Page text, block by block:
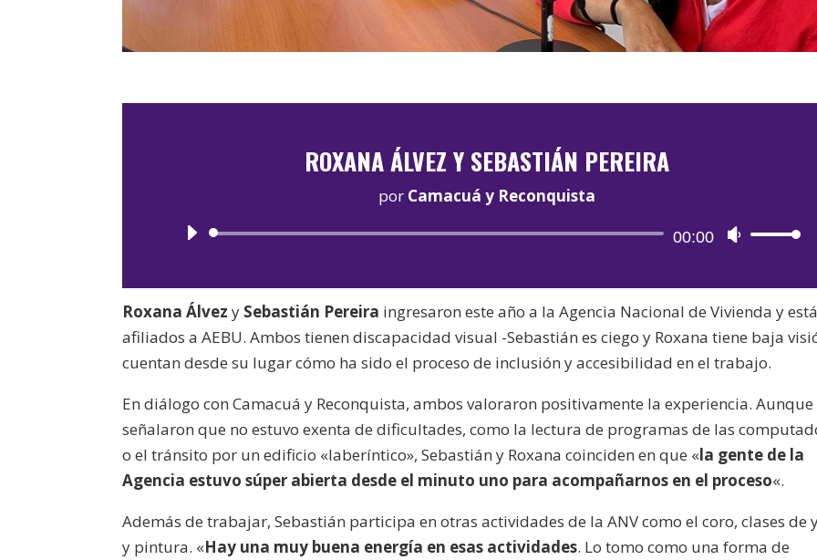
ROXANA ÁLVEZ Y SEBASTIÁN PEREIRA
por Camacuá y Reconquista
Reproductor
audio
00:00
Utiliza
teclas
de
flecha
arriba/abajo
aumentar
o
disminuir
el
volumen.
Roxana Álvez y Sebastián Pereira ingresaron este año a la Agencia Nacional de Vivienda y
afiliados a AEBU. Ambos tienen discapacidad visual -Sebastián es ciego y Roxana tiene baja
cuentan desde su lugar cómo ha sido el proceso de inclusión y accesibilidad en el trabajo.
En diálogo con Camacuá y Reconquista, ambos valoraron positivamente la experiencia. Aunque
señalaron que no estuvo exenta de dificultades, como la lectura de programas de las
o el tránsito por un edificio «laberíntico», Sebastián y Roxana coinciden en que «la gente de la
Agencia estuvo súper abierta desde el minuto uno para acompañarnos en el proceso«.
Además de trabajar, Sebastián participa en otras actividades de la ANV como el coro, clases de
y pintura. «Hay una muy buena energía en esas actividades. Lo tomo como una forma de